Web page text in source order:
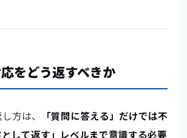
をどう返すべきか
方は、
「質問に答える」だけでは不
して返す」レベルまで意識する必要